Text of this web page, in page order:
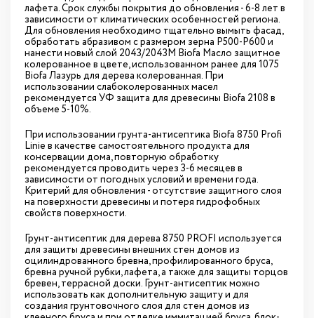
лафета. Срок службы покрытия до обновления - 6-8 лет в
зависимости от климатических особенностей региона.
Для обновления необходимо тщательно вымыть фасад,
обработать абразивом с размером зерна Р500-Р600 и
нанести новый слой 2043/2043М Biofa Масло защитное
колерованное в цвете, использованном ранее для 1075
Biofa Лазурь для дерева колерованная. При
использовании слабоколерованных масел
рекомендуется УФ защита для древесины Biofa 2108 в
объеме 5-10%.
При использовании грунта-антисептика Biofa 8750 Profi
Linie в качестве самостоятельного продукта для
консервации дома, повторную обработку
рекомендуется проводить через 3-6 месяцев в
зависимости от погодных условий и времени года.
Критерий для обновления - отсутствие защитного слоя
на поверхности древесины и потеря гидрофобных
свойств поверхности.
Грунт-антисептик для дерева 8750 PROFI используется
для защиты древесины внешних стен домов из
оцилиндрованного бревна, профилированного бруса,
бревна ручной рубки, лафета, а также для защиты торцов
бревен, террасной доски. Грунт-антисептик можно
использовать как дополнительную защиту и для
создания грунтовочного слоя для стен домов из